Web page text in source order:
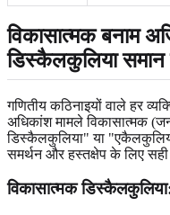
विकासात्मक बनाम
डिस्कैलकुलिया समान
गणितीय कठिनाइयों वाले हर
अधिकांश मामले विकासात्मक
डिस्कैलकुलिया" या
समर्थन और हस्तक्षेप के लिए
विकासात्मक